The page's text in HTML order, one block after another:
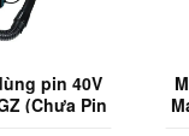
pin 40V
(Chưa Pin